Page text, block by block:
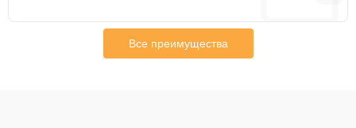
Все преимущества